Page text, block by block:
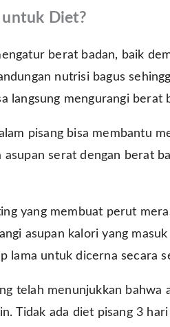
untuk Diet?
berat badan, baik
nutrisi bagus
langsung mengurangi
pisang bisa membantu
asupan serat dengan berat
yang membuat perut
asupan kalori yang
lama untuk dicerna secara
telah menunjukkan bahwa
Tidak ada diet pisang 3